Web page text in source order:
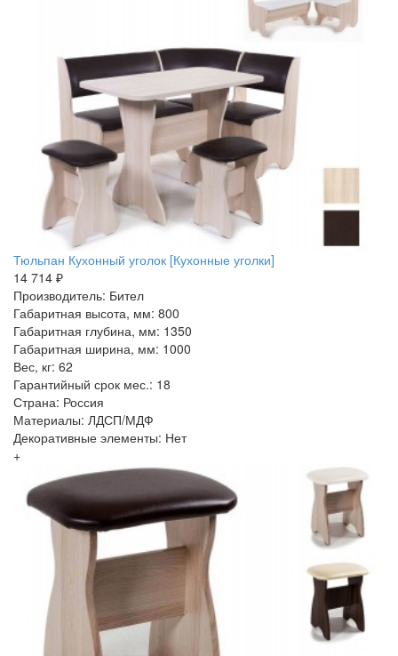
Тюльпан Кухонный уголок [Кухонные уголки]
14 714 ₽
Производитель: Бител
Габаритная высота, мм: 800
Габаритная глубина, мм: 1350
Габаритная ширина, мм: 1000
Вес, кг: 62
Гарантийный срок мес.: 18
Страна: Россия
Материалы: ЛДСП/МДФ
Декоративные элементы: Нет
+